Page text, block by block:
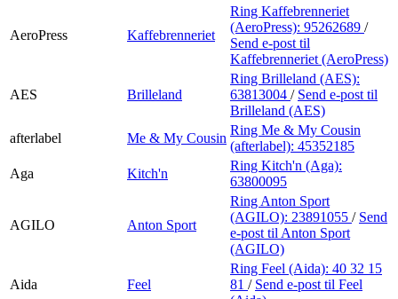
AeroPress Kaffebrenneriet
Ring Kaffebrenneriet
(AeroPress): 95262689 /
Send e-post til
Kaffebrenneriet (AeroPress)
AES Brilleland
Ring Brilleland (AES):
63813004 / Send e-post til
Brilleland (AES)
afterlabel
Me & My Cousin
Ring Me & My Cousin
(afterlabel): 45352185
Aga
Kitch'n
Ring Kitch'n (Aga):
63800095
AGILO Anton Sport
Ring Anton Sport
(AGILO): 23891055 / Send
e-post til Anton Sport
(AGILO)
Aida Feel
Ring Feel (Aida): 40 32 15
81 / Send e-post til Feel